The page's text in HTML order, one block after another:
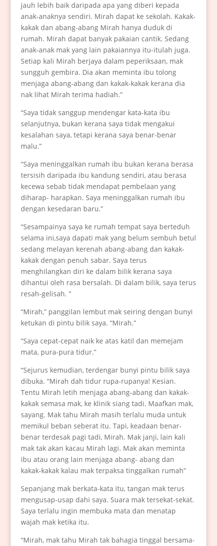
jauh lebih baik daripada apa yang diberi kepada
anak-anaknya sendiri. Mirah dapat ke sekolah. Kakak-
kakak dan abang-abang Mirah hanya duduk di
rumah. Mirah dapat banyak pakaian cantik. Sedang
anak-anak mak yang lain pakaiannya itu-itulah juga.
Setiap kali Mirah berjaya dalam peperiksaan, mak
sungguh gembira. Dia akan meminta ibu tolong
menjaga abang-abang dan kakak-kakak kerana dia
nak lihat Mirah terima hadiah.”
“Saya tidak sanggup mendengar kata-kata ibu
selanjutnya, bukan kerana saya tidak mengakui
kesalahan saya, tetapi kerana saya benar-benar
malu.”
“Saya meninggalkan rumah ibu bukan kerana berasa
tersisih daripada ibu kandung sendiri, atau berasa
kecewa sebab tidak mendapat pembelaan yang
diharap- harapkan. Saya meninggalkan rumah ibu
dengan kesedaran baru.”
“Sesampainya saya ke rumah tempat saya berteduh
selama ini,saya dapati mak yang belum sembuh betul
sedang melayan kerenah abang-abang dan kakak-
kakak dengan penuh sabar. Saya terus
menghilangkan diri ke dalam bilik kerana saya
dihantui oleh rasa bersalah. Di dalam bilik, saya terus
resah-gelisah. ”
“Mirah,” panggilan lembut mak seiring dengan bunyi
ketukan di pintu bilik saya. “Mirah.”
“Saya cepat-cepat naik ke atas katil dan memejam
mata, pura-pura tidur.”
“Sejurus kemudian, terdengar bunyi pintu bilik saya
dibuka. “Mirah dah tidur rupa-rupanya! Kesian.
Tentu Mirah letih menjaga abang-abang dan kakak-
kakak semasa mak, ke klinik siang tadi. Maafkan mak,
sayang. Mak tahu Mirah masih terlalu muda untuk
memikul beban seberat itu. Tapi, keadaan benar-
benar terdesak pagi tadi, Mirah. Mak janji, lain kali
mak tak akan kacau Mirah lagi. Mak akan meminta
ibu atau orang lain menjaga abang- abang dan
kakak-kakak kalau mak terpaksa tinggalkan rumah”
Sepanjang mak berkata-kata itu, tangan mak terus
mengusap-usap dahi saya. Suara mak tersekat-sekat.
Saya terlalu ingin membuka mata dan menatap
wajah mak ketika itu.
“Mirah, mak tahu Mirah tak bahagia tinggal bersama-